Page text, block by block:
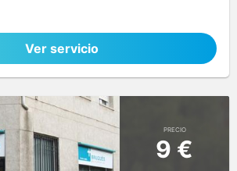
Ver servicio
PRECIO
9 €